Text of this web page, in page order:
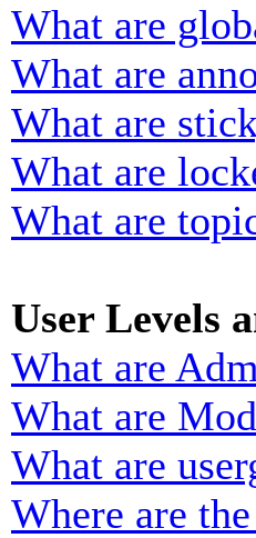
What are
What are
What are
What are
What are
User Levels
What are
What are
What are
Where are